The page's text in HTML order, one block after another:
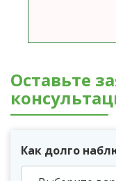
Оставьте
Как долго